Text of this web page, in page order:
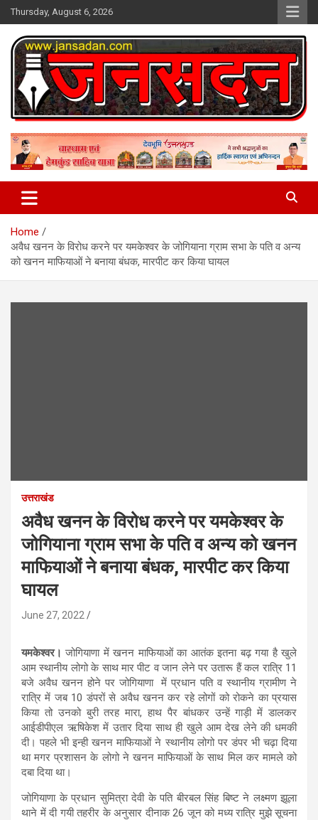
Skip
to
content
Thursday, August 6, 2026
Jan Sadan
Home
अवैध खनन के विरोध करने पर यमकेश्वर के जोगियाना ग्राम सभा के पति व अन्य
को खनन माफियाओं ने बनाया बंधक, मारपीट कर किया घायल
उत्तराखंड
अवैध खनन के विरोध करने पर यमकेश्वर के
जोगियाना ग्राम सभा के पति व अन्य को खनन
माफियाओं ने बनाया बंधक, मारपीट कर किया
घायल
June 27, 2022
यमकेश्वर। जोगियाणा में खनन माफियाओं का आतंक इतना बढ़ गया है खुले
आम स्थानीय लोगो के साथ मार पीट व जान लेने पर उतारू हैं कल रात्रि 11
बजे अवैध खनन होने पर जोगियाणा में प्रधान पति व स्थानीय ग्रामीण ने
रात्रि में जब 10 डंपरों से अवैध खनन कर रहे लोगों को रोकने का प्रयास
किया तो उनको बुरी तरह मारा, हाथ पैर बांधकर उन्हें गाड़ी में डालकर
आईडीपीएल ऋषिकेश में उतार दिया साथ ही खुले आम देख लेने की धमकी
दी। पहले भी इन्ही खनन माफियाओं ने स्थानीय लोगो पर डंपर भी चढ़ा दिया
था मगर प्रशासन के लोगो ने खनन माफियाओं के साथ मिल कर मामले को
दबा दिया था।
जोगियाणा के प्रधान सुमित्रा देवी के पति बीरबल सिंह बिष्ट ने लक्ष्मण झूला
थाने में दी गयी तहरीर के अनुसार दीनाक 26 जून को मध्य रात्रि मुझे सूचना